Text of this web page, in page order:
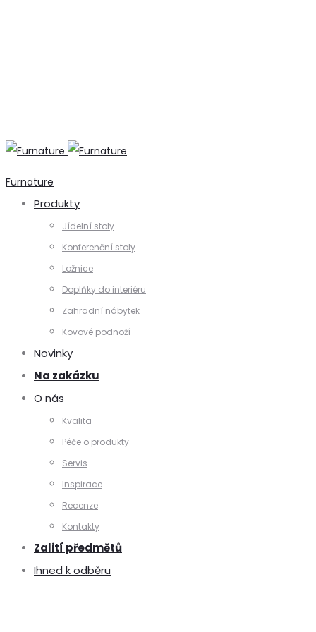
Furnature
Produkty
Jídelní stoly
Konferenční stoly
Ložnice
Doplňky do interiéru
Zahradní nábytek
Kovové podnoží
Novinky
Na zakázku
O nás
Kvalita
Péče o produkty
Servis
Inspirace
Recenze
Kontakty
Zalití předmětů
Ihned k odběru